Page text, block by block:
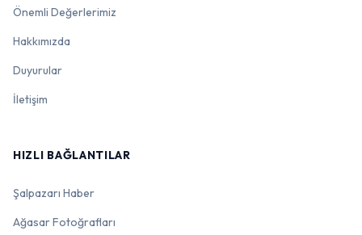
Önemli Değerlerimiz
Hakkımızda
Duyurular
İletişim
HIZLI BAĞLANTILAR
Şalpazarı Haber
Ağasar Fotoğrafları